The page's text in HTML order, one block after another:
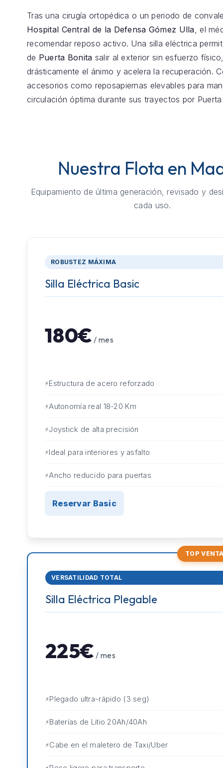
Tras una cirugía ortopédica o un periodo de
Hospital Central de la Defensa Gómez Ulla, el
recomendar reposo activo. Una silla eléctrica
de Puerta Bonita salir al exterior sin esfuerzo
drásticamente el ánimo y acelera la recuperación.
accesorios como reposapiernas elevables para
circulación óptima durante sus trayectos por
Nuestra Flota en
Equipamiento de última generación, revisado y
cada uso.
ROBUSTEZ MÁXIMA
Silla Eléctrica Basic
180€ / mes
Estructura de acero reforzado
Autonomía real 18-20 Km
Joystick de alta precisión
Ideal para interiores y asfalto
Ancho reducido para puertas
Reservar Basic
TOP
VERSATILIDAD TOTAL
Silla Eléctrica Plegable
225€ / mes
Plegado ultra-rápido (3 seg)
Baterías de Litio 20Ah/40Ah
Cabe en el maletero de Taxi/Uber